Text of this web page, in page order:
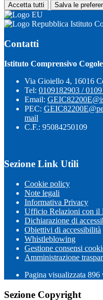
Accetta tutti Salva le
Istituto
Contatti
Istituto Comprensivo
Via Gioiello 4, 16016
Tel: 0109182903 /
Email:
PEC:
mail
C.F.: 95084250109
Sezione Link Utili
Cookie policy
Note legali
Informativa Privacy
Ufficio Relazioni con il
Dichiarazione di
Obiettivi di accessibilità
Whistleblowing
Gestione consensi
Amministrazione
Pagina visualizzata 896
Sezione Copyright